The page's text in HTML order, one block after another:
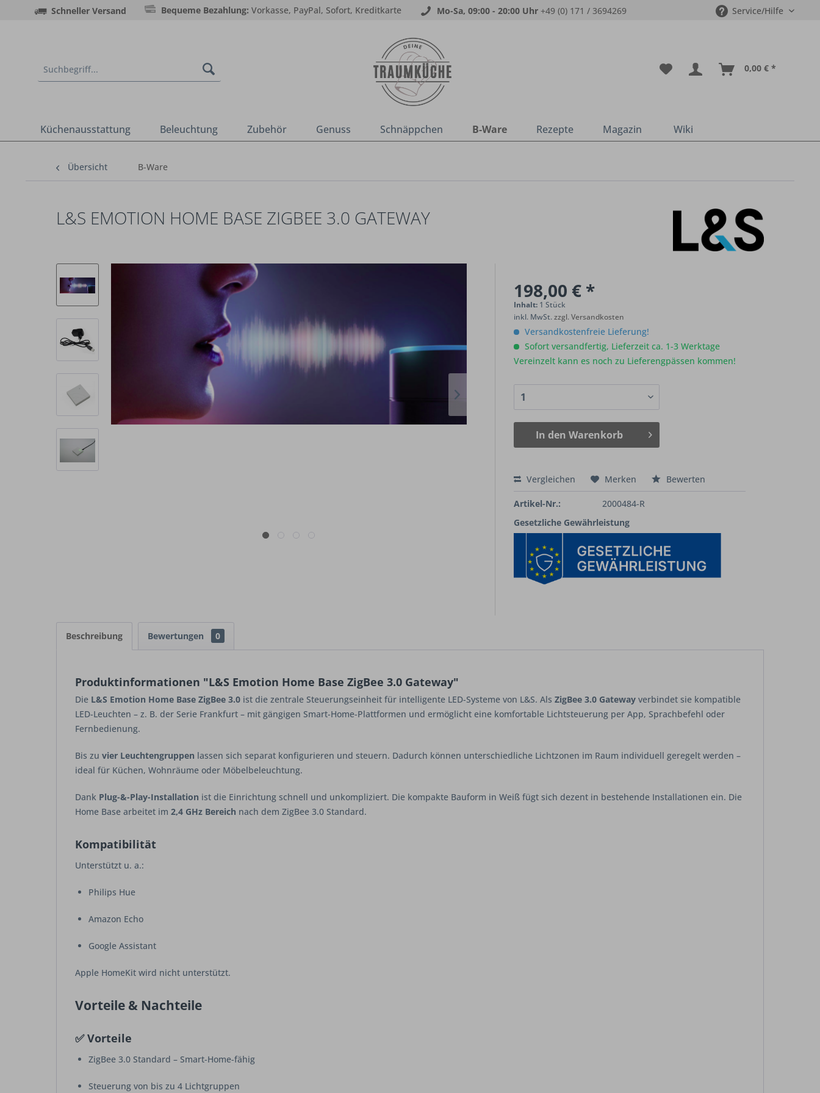
Schneller Versand Bequeme Bezahlung: Vorkasse, PayPal, Sofort, Kreditkarte Mo-Sa, 09:00 - 20:00 Uhr +49 (0) 171 / 3694269 Service/Hilfe
0,00 € *
Küchenausstattung Beleuchtung Zubehör Genuss Schnäppchen B-Ware Rezepte Magazin Wiki
Übersicht B-Ware
L&S EMOTION HOME BASE ZIGBEE 3.0 GATEWAY
198,00 € *
Inhalt: 1 Stück
inkl. MwSt.zzgl. Versandkosten
Versandkostenfreie Lieferung!
Sofort versandfertig, Lieferzeit ca. 1-3 Werktage
Vereinzelt kann es noch zu Lieferengpässen kommen!
In den Warenkorb
Vergleichen Merken Bewerten
Artikel-Nr.:
2000484-R
Gesetzliche Gewährleistung
Beschreibung Bewertungen 0
Produktinformationen "L&S Emotion Home Base ZigBee 3.0 Gateway"
Die L&S Emotion Home Base ZigBee 3.0 ist die zentrale Steuerungseinheit für intelligente LED-Systeme von L&S. Als ZigBee 3.0 Gateway verbindet sie kompatible
LED-Leuchten – z. B. der Serie Frankfurt – mit gängigen Smart-Home-Plattformen und ermöglicht eine komfortable Lichtsteuerung per App, Sprachbefehl oder
Fernbedienung.
Bis zu vier Leuchtengruppen lassen sich separat konfigurieren und steuern. Dadurch können unterschiedliche Lichtzonen im Raum individuell geregelt werden –
ideal für Küchen, Wohnräume oder Möbelbeleuchtung.
Dank Plug-&-Play-Installation ist die Einrichtung schnell und unkompliziert. Die kompakte Bauform in Weiß fügt sich dezent in bestehende Installationen ein. Die
Home Base arbeitet im 2,4 GHz Bereich nach dem ZigBee 3.0 Standard.
Kompatibilität
Unterstützt u. a.:
Philips Hue
Amazon Echo
Google Assistant
Apple HomeKit wird nicht unterstützt.
Vorteile & Nachteile
✅ Vorteile
ZigBee 3.0 Standard – Smart-Home-fähig
Steuerung von bis zu 4 Lichtgruppen